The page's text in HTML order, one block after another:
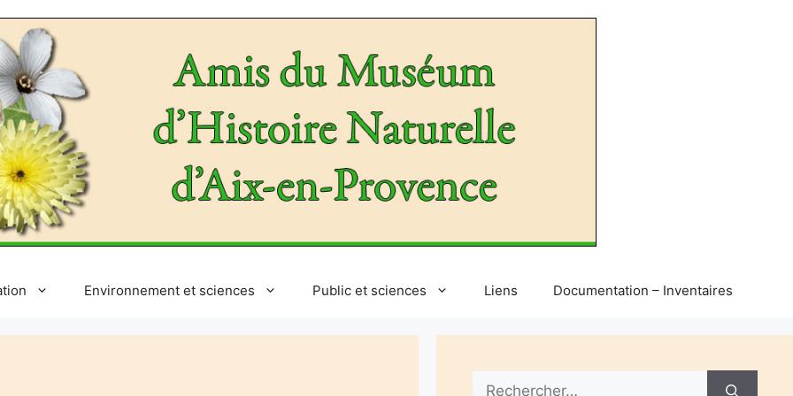
Environnement et sciences Public et sciences Liens Documentation – Inventaires
Rechercher :